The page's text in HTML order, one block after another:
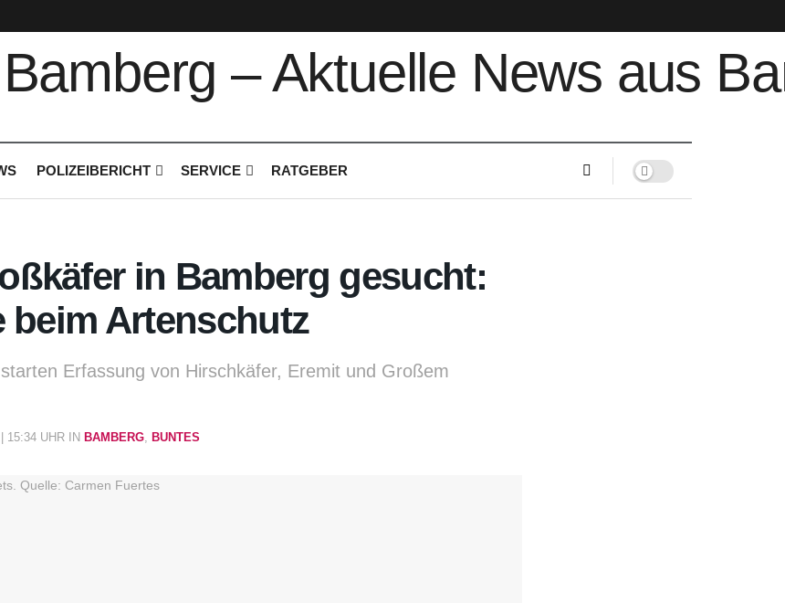
POLIZEIBERICHT SERVICE RATGEBER
in Bamberg gesucht:
beim Artenschutz
Erfassung von Hirschkäfer, Eremit und Großem
15:34 UHR IN BAMBERG BUNTES